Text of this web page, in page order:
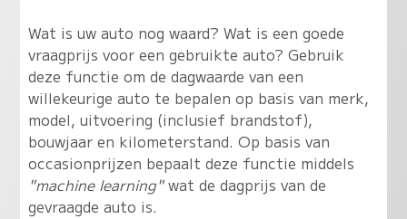
Wat is uw auto nog waard? Wat is een goede
vraagprijs voor een gebruikte auto? Gebruik
deze functie om de dagwaarde van een
willekeurige auto te bepalen op basis van merk,
model, uitvoering (inclusief brandstof),
bouwjaar en kilometerstand. Op basis van
occasionprijzen bepaalt deze functie middels
"machine learning"wat de dagprijs van de
gevraagde auto is.